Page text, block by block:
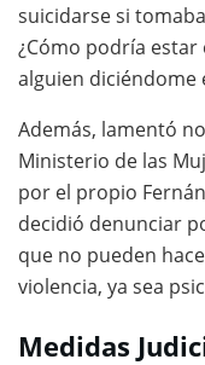
suicidarse si
¿Cómo podría
alguien diciéndome
Además, lamentó
Ministerio de las
por el propio
decidió denunciar
que no pueden
violencia, ya sea
Medidas